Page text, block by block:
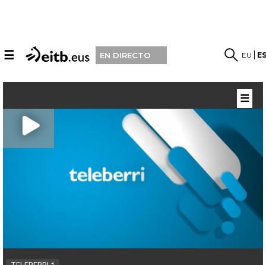
☰ EN DIRECTO EU
☰